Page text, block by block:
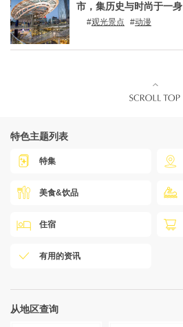
市，集历史与时尚于一身
观光景点 动漫
特色主题列表
特集
美食&饮品
住宿
有用的资讯
从地区查询